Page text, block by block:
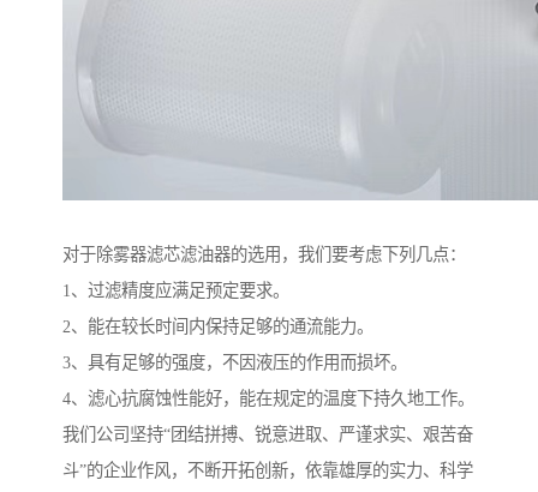
对于除雾器滤芯滤油器的选用，我们要考虑下列几点：
1、过滤精度应满足预定要求。
2、能在较长时间内保持足够的通流能力。
3、具有足够的强度，不因液压的作用而损坏。
4、滤心抗腐蚀性能好，能在规定的温度下持久地工作。
我们公司坚持“团结拼搏、锐意进取、严谨求实、艰苦奋
斗”的企业作风，不断开拓创新，依靠雄厚的实力、科学